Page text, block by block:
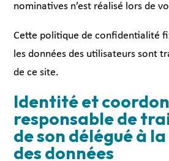
nominatives n’est réalisé lors de
Cette politique de confidentialité
les données des utilisateurs sont
de ce site.
Identité et
responsable de
de son délégué à
des données